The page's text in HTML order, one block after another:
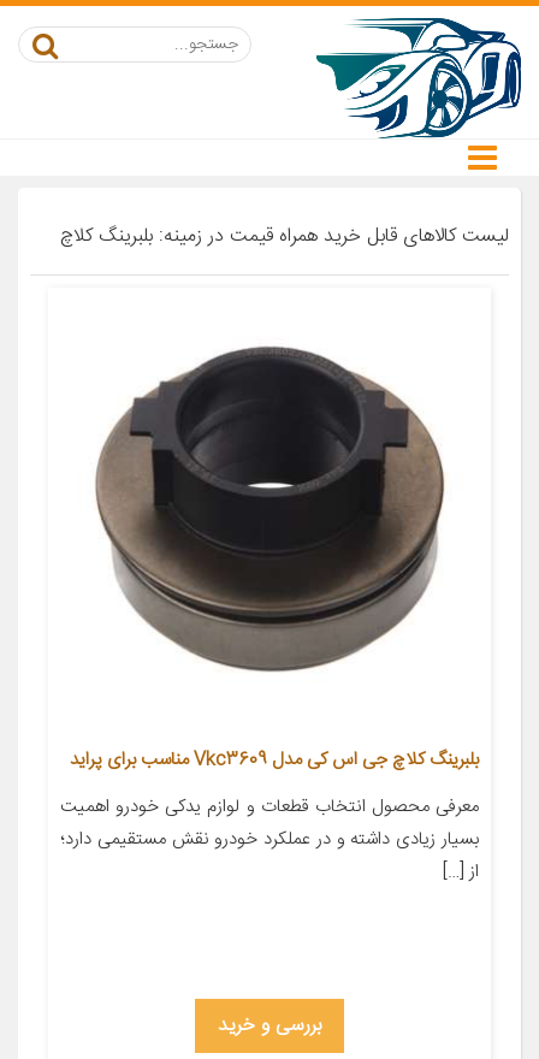
لیست کالاهای قابل خرید همراه قیمت در زمینه: بلبرینگ کلاچ
بلبرینگ کلاچ جی اس کی مدل Vkc3609 مناسب برای پراید
معرفی محصول انتخاب قطعات و لوازم یدکی خودرو اهمیت
بسیار زیادی داشته و در عملکرد خودرو نقش مستقیمی دارد؛
از […]
بررسی و خرید